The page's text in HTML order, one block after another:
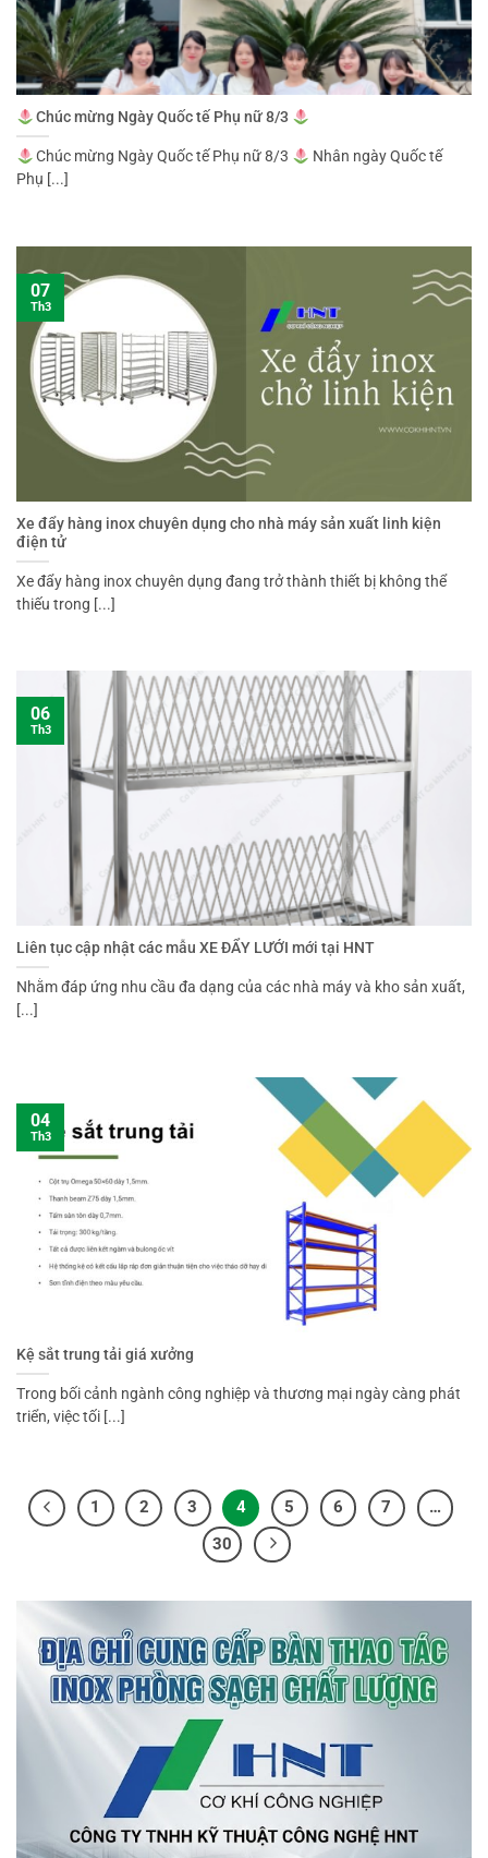
Chúc mừng Ngày Quốc tế Phụ nữ 8/3
Chúc mừng Ngày Quốc tế Phụ nữ 8/3
Nhân ngày Quốc tế
Phụ [...]
Xe đẩy hàng inox chuyên dụng cho nhà máy sản xuất linh kiện
điện tử
Xe đẩy hàng inox chuyên dụng đang trở thành thiết bị không thể
thiếu trong [...]
07
Th3
Liên tục cập nhật các mẫu XE ĐẨY LƯỚI mới tại HNT
Nhằm đáp ứng nhu cầu đa dạng của các nhà máy và kho sản xuất,
[...]
06
Th3
Kệ sắt trung tải giá xưởng
Trong bối cảnh ngành công nghiệp và thương mại ngày càng phát
triển, việc tối [...]
04
Th3
1 2 3 4 5 6 7
…
30